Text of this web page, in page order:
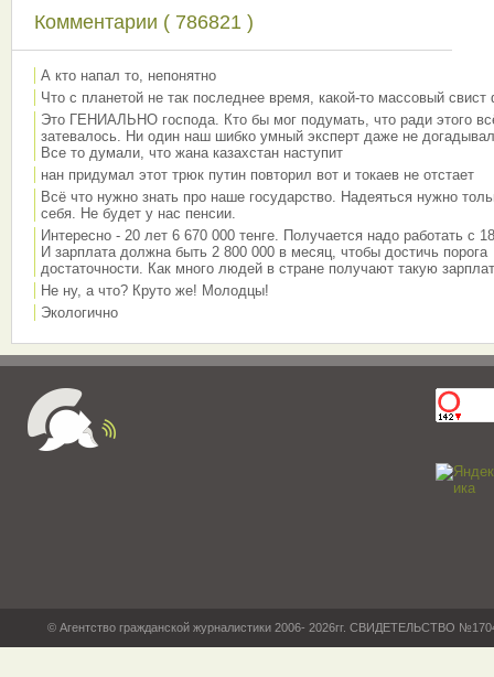
Комментарии ( 786821 )
А кто напал то, непонятно
Что с планетой не так последнее время, какой-то массовый свист
Это ГЕНИАЛЬНО господа. Кто бы мог подумать, что ради этого
затевалось. Ни один наш шибко умный эксперт даже не
Все то думали, что жана казахстан наступит
нан придумал этот трюк путин повторил вот и токаев не отстает
Всё что нужно знать про наше государство. Надеяться нужно
себя. Не будет у нас пенсии.
Интересно - 20 лет 6 670 000 тенге. Получается надо работать с
И зарплата должна быть 2 800 000 в месяц, чтобы достичь порога
достаточности. Как много людей в стране получают такую
Не ну, а что? Круто же! Молодцы!
Экологично
© Агентство гражданской журналистики 2006- 2026гг. СВИДЕТЕЛЬСТВО